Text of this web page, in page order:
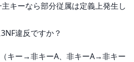
キーなら部分従属は定義上発生し
違反ですか？
キー→非キーA、非キーA→非キー